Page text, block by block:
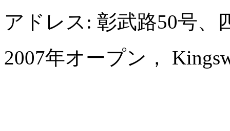
アドレス: 彰武路50号、
2007年オープン，